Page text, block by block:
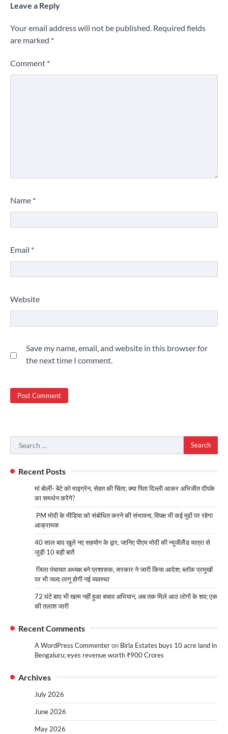
Leave a Reply
Your email address will not be published. Required fields
are marked *
Comment *
Name *
Email *
Website
Save my name, email, and website in this browser for
the next time I comment.
Search
for:
Recent Posts
मां बोलीं- बेटे को माइग्रेन, सेहत की चिंता; क्या पिता दिल्ली आकर अभिजीत दीपके
का समर्थन करेंगे?
PM मोदी के मीडिया को संबोधित करने की संभावना, विपक्ष भी कई मुद्दों पर रहेगा
आक्रामक
40 साल बाद खुले नए सहयोग के द्वार, जानिए पीएम मोदी की न्यूजीलैंड यात्रा से
जुड़ी 10 बड़ी बातें
जिला पंचायत अध्यक्ष बने प्रशासक, सरकार ने जारी किया आदेश; ब्लॉक प्रमुखों
पर भी जल्द लागू होगी नई व्यवस्था
72 घंटे बाद भी खत्म नहीं हुआ बचाव अभियान, अब तक मिले आठ लोगों के शव; एक
की तलाश जारी
Recent Comments
A WordPress Commenteron Birla Estates buys 10 acre land in
Bengaluru; eyes revenue worth ₹900 Crores
Archives
July 2026
June 2026
May 2026